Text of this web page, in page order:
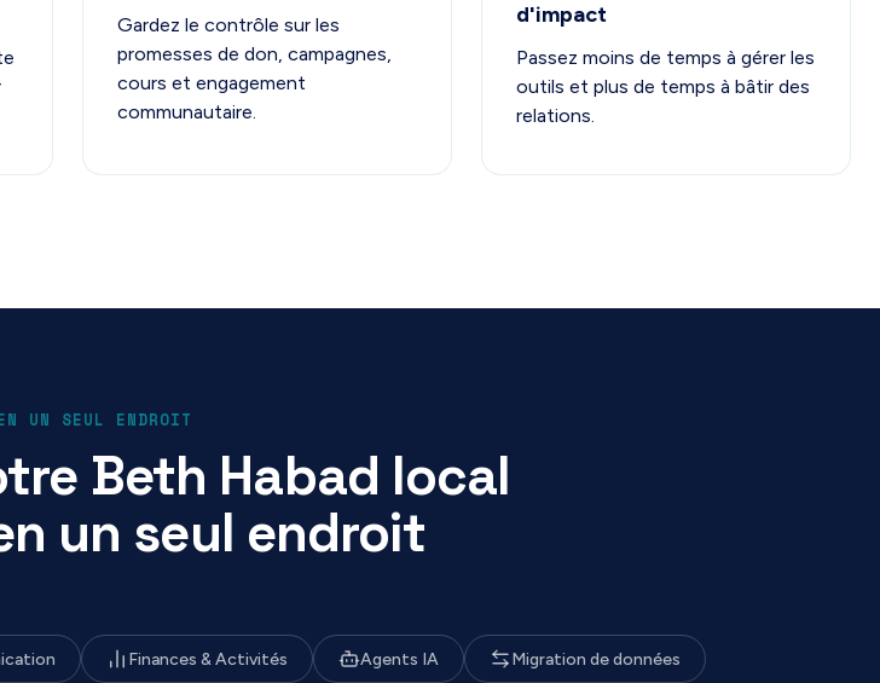
Gardez le contrôle sur les
promesses de don, campagnes,
cours et engagement
communautaire.
d'impact
Passez moins de temps à gérer les
outils et plus de temps à bâtir des
relations.
UN SEUL ENDROIT
Beth Habad local
un seul endroit
Finances & Activités Agents IA Migration de données